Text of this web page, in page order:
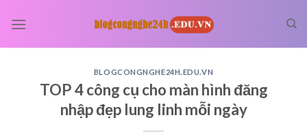
BLOGCONGNGHE24H.EDU.VN
TOP 4 công cụ cho màn hình đăng
nhập đẹp lung linh mỗi ngày